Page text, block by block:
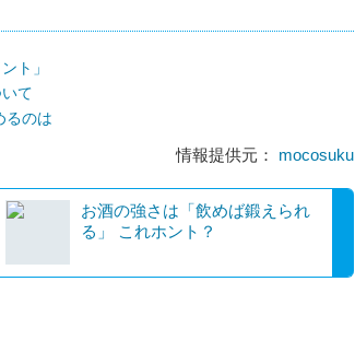
ト」
て
るのは
情報提供元： mocosuku
お酒の強さは「飲めば鍛えられ
る」 これホント？